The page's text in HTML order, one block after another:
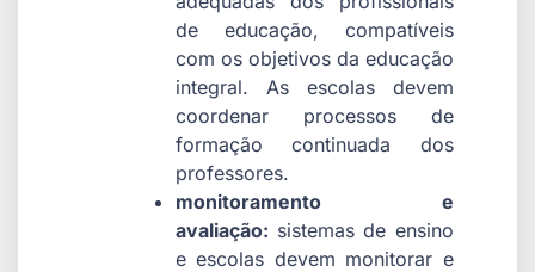
de educação, compatíveis
com os objetivos da educação
integral. As escolas devem
coordenar processos de
formação continuada dos
professores.
monitoramento e
avaliação: sistemas de ensino
e escolas devem monitorar e